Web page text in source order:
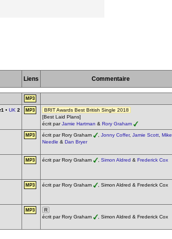
Liens Commentaire
MP3
• UK 2 MP3
BRIT Awards Best British Single 2018
[Best Laid Plans]
écrit parJamie Hartman & Rory Graham
MP3 écrit par Rory Graham Jonny Coffer, Jamie Scott Mike
Needle & Dan Bryer
MP3 écrit par Rory Graham Simon Aldred & Frederick Cox
MP3 écrit par Rory Graham , Simon Aldred & Frederick Cox
MP3
R
écrit par Rory Graham
, Simon Aldred & Frederick Cox